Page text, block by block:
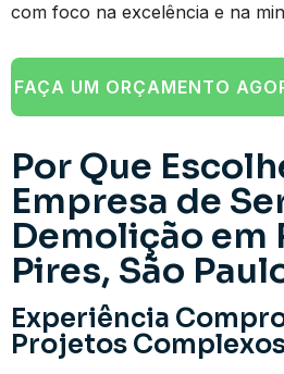
com foco na excelência e na
FAÇA UM ORÇAMENTO
Por Que
Empresa de
Demolição em
Pires, São
Experiência
Projetos